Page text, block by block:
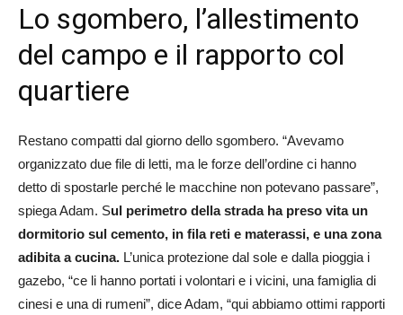
Lo sgombero, l’allestimento
del campo e il rapporto col
quartiere
Restano compatti dal giorno dello sgombero. “Avevamo
organizzato due file di letti, ma le forze dell’ordine ci hanno
detto di spostarle perché le macchine non potevano passare”,
spiega Adam. Sul perimetro della strada ha preso vita un
dormitorio sul cemento, in fila reti e materassi, e una zona
adibita a cucina. L’unica protezione dal sole e dalla pioggia i
gazebo, “ce li hanno portati i volontari e i vicini, una famiglia di
cinesi e una di rumeni”, dice Adam, “qui abbiamo ottimi rapporti